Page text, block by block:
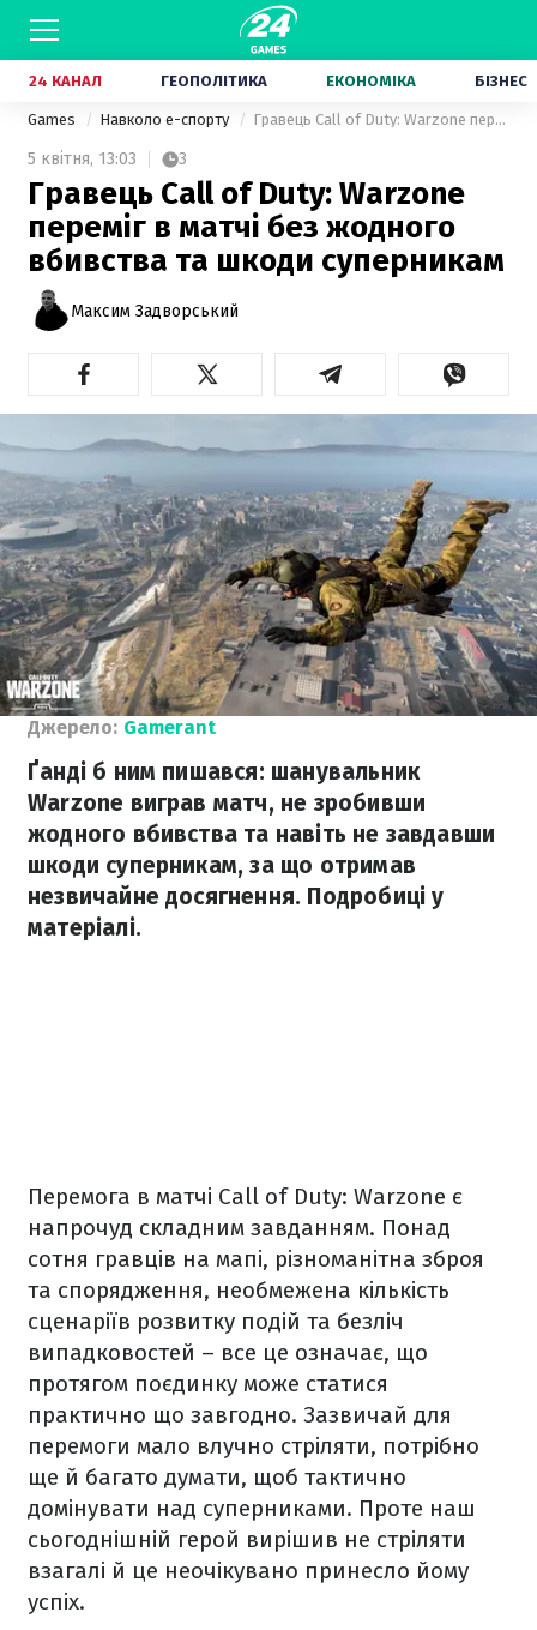
24 КАНАЛ ГЕОПОЛІТИКА ЕКОНОМІКА БІЗНЕС
Games Навколо е-спорту Гравець Call of Duty: Warzone переміг в матчі без жодного вбивства та шкоди суперникам
5 квітня, 13:03 3
Гравець Call of Duty: Warzone
переміг в матчі без жодного
вбивства та шкоди суперникам
Максим Задворський
Джерело: Gamerant
Ґанді б ним пишався: шанувальник
Warzone виграв матч, не зробивши
жодного вбивства та навіть не завдавши
шкоди суперникам, за що отримав
незвичайне досягнення. Подробиці у
матеріалі.
Перемога в матчі Call of Duty: Warzone є
напрочуд складним завданням. Понад
сотня гравців на мапі, різноманітна зброя
та спорядження, необмежена кількість
сценаріїв розвитку подій та безліч
випадковостей – все це означає, що
протягом поєдинку може статися
практично що завгодно. Зазвичай для
перемоги мало влучно стріляти, потрібно
ще й багато думати, щоб тактично
домінувати над суперниками. Проте наш
сьогоднішній герой вирішив не стріляти
взагалі й це неочікувано принесло йому
успіх.